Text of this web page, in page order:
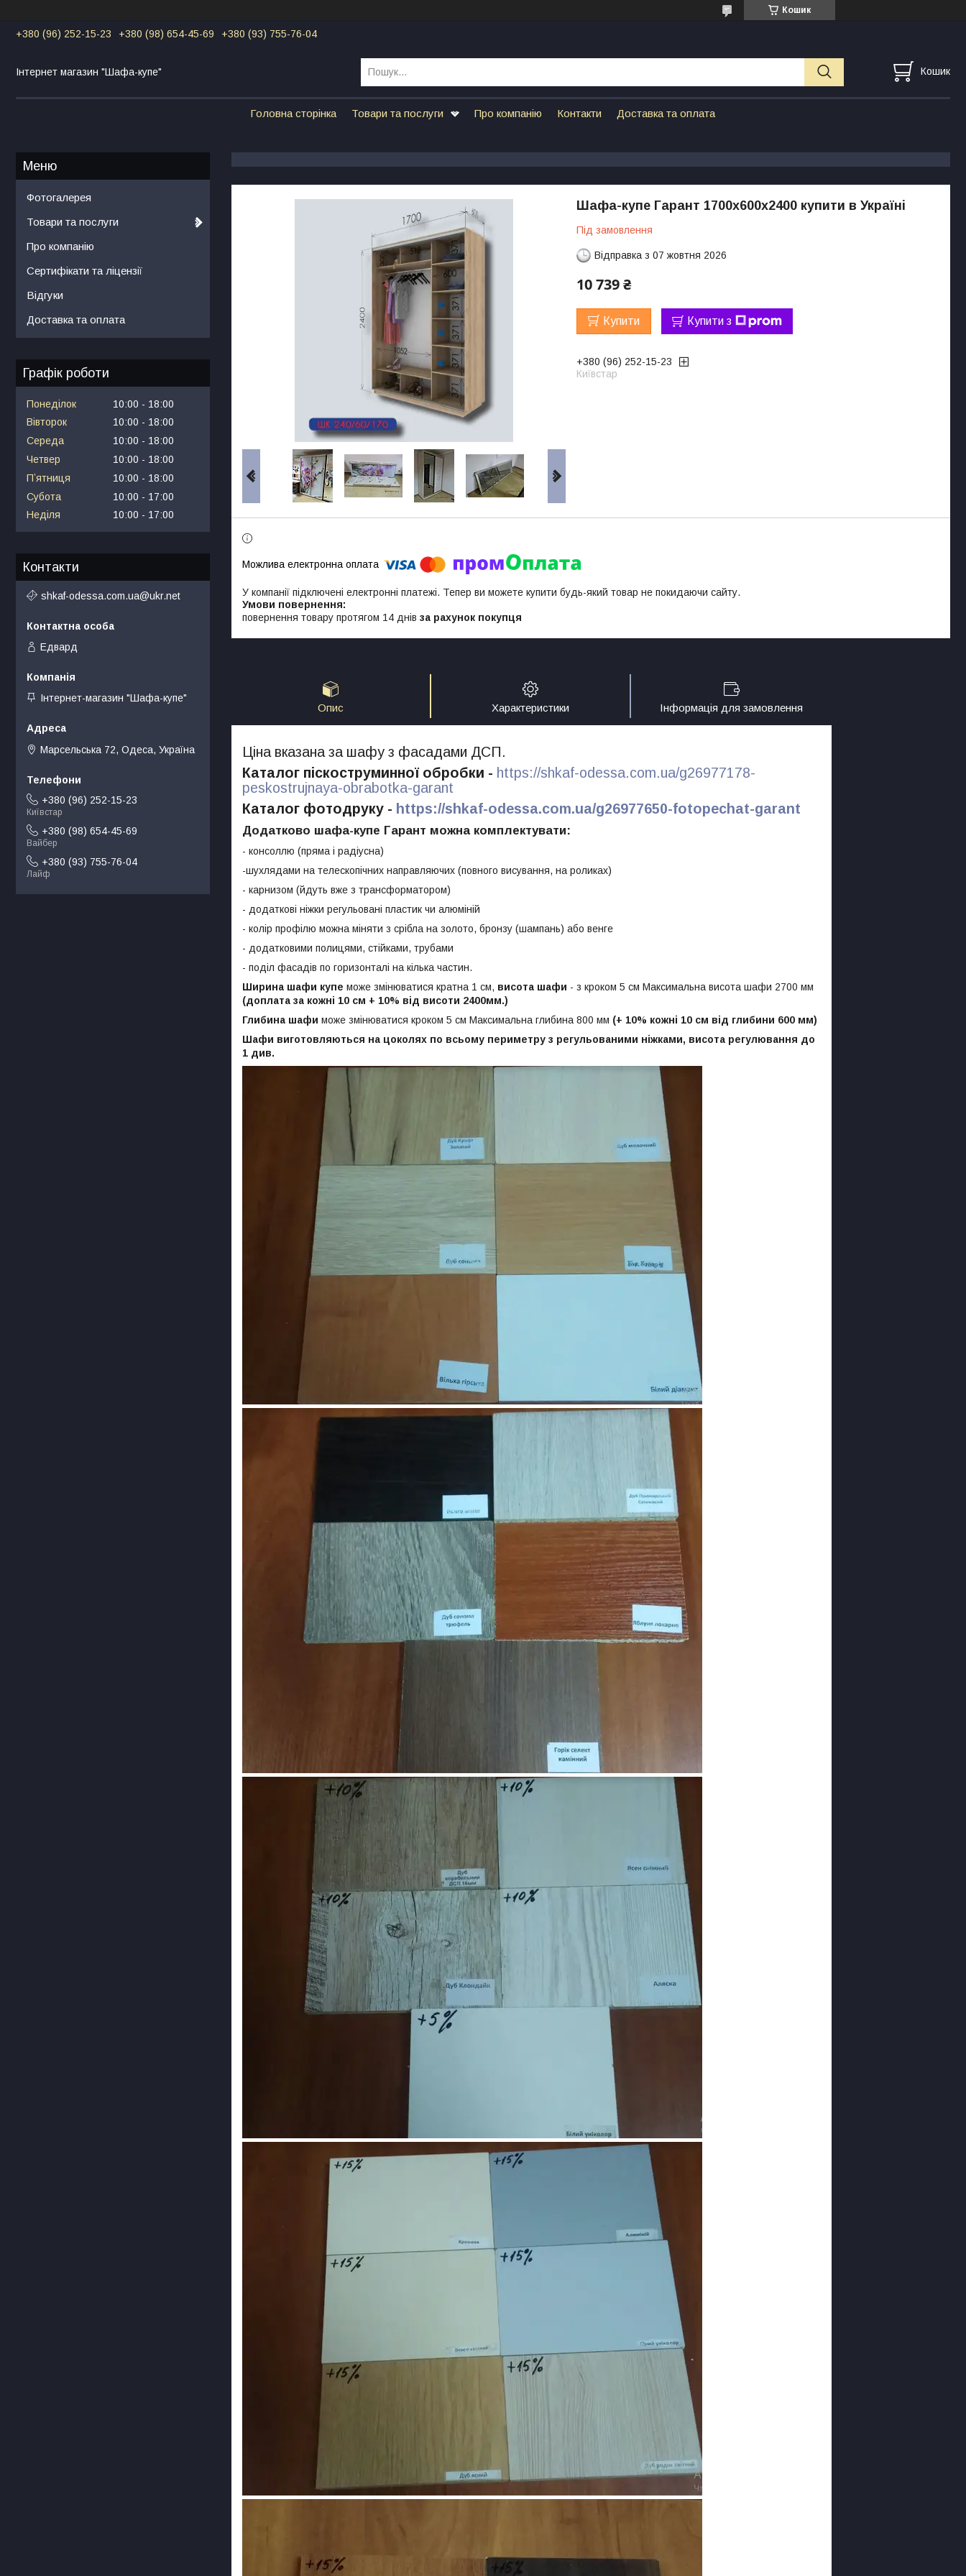
Кошик
+380 (96) 252-15-23 +380 (98) 654-45-69 +380 (93) 755-76-04
Інтернет магазин "Шафа-купе" Кошик
Головна сторінка Товари та послуги Про компанію Контакти Доставка та оплата
Шафа-купе Гарант 1700х600х2400 купити в Україні
Під замовлення
Відправка з 07 жовтня 2026
10 739 ₴
Купити Купити з
+380 (96) 252-15-23
Київстар
У компанії підключені електронні платежі. Тепер ви можете купити будь-який товар не покидаючи сайту.
повернення товару протягом 14 днів за рахунок покупця
Опис Характеристики Інформація для замовлення
Ціна вказана за шафу з фасадами ДСП.
Каталог піскоструминної обробки - https://shkaf-odessa.com.ua/g26977178-
peskostrujnaya-obrabotka-garant
Каталог фотодруку - https://shkaf-odessa.com.ua/g26977650-fotopechat-garant
Додатково шафа-купе Гарант можна комплектувати:
- консоллю (пряма і радіусна)
-шухлядами на телескопічних направляючих (повного висування, на роликах)
- карнизом (йдуть вже з трансформатором)
- додаткові ніжки регульовані пластик чи алюміній
- колір профілю можна міняти з срібла на золото, бронзу (шампань) або венге
- додатковими полицями, стійками, трубами
- поділ фасадів по горизонталі на кілька частин.
Ширина шафи купе може змінюватися кратна 1 см, висота шафи - з кроком 5 см Максимальна висота шафи 2700 мм
(доплата за кожні 10 см + 10% від висоти 2400мм.)
Глибина шафи може змінюватися кроком 5 см Максимальна глибина 800 мм (+ 10% кожні 10 см від глибини 600 мм)
Шафи виготовляються на цоколях по всьому периметру з регульованими ніжками, висота регулювання до
1 див.
Фотогалерея
Товари та послуги
Про компанію
Сертифікати та ліцензії
Відгуки
Доставка та оплата
Графік роботи
Понеділок 10:00
18:00
Вівторок
10:00
18:00
Середа
10:00
18:00
Четвер
10:00
18:00
Пʼятниця
10:00
18:00
Субота
10:00
17:00
Неділя
10:00 17:00
Контакти
shkaf-odessa.com.ua@ukr.net
Едвард
Інтернет-магазин "Шафа-купе"
Марсельська 72, Одеса, Україна
+380 (96) 252-15-23
Київстар
+380 (98) 654-45-69
Вайбер
+380 (93) 755-76-04
Лайф